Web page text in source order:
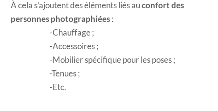
À cela s’ajoutent des éléments liés auconfort des
personnes photographiées :
Chauffage ;
Accessoires ;
Mobilier spécifique pour les poses ;
Tenues ;
Etc.